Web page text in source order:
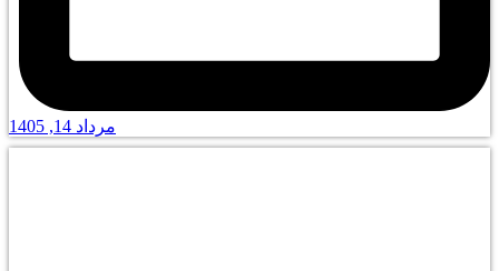
مرداد 14, 1405